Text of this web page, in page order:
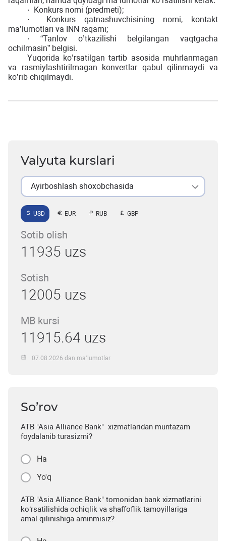
· Konkurs nomi (predmeti);
·
Konkurs qatnashuvchisining nomi, kontakt
ma’lumotlari va INN raqami;
·
“Tanlov o’tkazilishi belgilangan vaqtgacha
ochilmasin” belgisi.
Yuqorida ko’rsatilgan tartib asosida muhrlanmagan
va rasmiylashtirilmagan konvertlar qabul qilinmaydi va
ko’rib chiqilmaydi.
Valyuta kurslari
Ayirboshlash shoxobchasida
USD EUR RUB GBP
Sotib olish
11935 uzs
Sotish
12005 uzs
MB kursi
11915.64 uzs
07.08.2026 dan ma’lumotlar
So’rov
ATB "Asia Alliance Bank" xizmatlaridan muntazam
foydalanib turasizmi?
Ha
Yo'q
ATB "Asia Alliance Bank" tomonidan bank xizmatlarini
ko‘rsatilishida ochiqlik va shaffoflik tamoyillariga
amal qilinishiga aminmisiz?